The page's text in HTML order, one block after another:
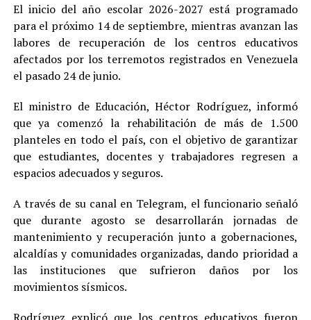
El inicio del año escolar 2026-2027 está programado
para el próximo 14 de septiembre, mientras avanzan las
labores de recuperación de los centros educativos
afectados por los terremotos registrados en Venezuela
el pasado 24 de junio.
El ministro de Educación, Héctor Rodríguez, informó
que ya comenzó la rehabilitación de más de 1.500
planteles en todo el país, con el objetivo de garantizar
que estudiantes, docentes y trabajadores regresen a
espacios adecuados y seguros.
A través de su canal en Telegram, el funcionario señaló
que durante agosto se desarrollarán jornadas de
mantenimiento y recuperación junto a gobernaciones,
alcaldías y comunidades organizadas, dando prioridad a
las instituciones que sufrieron daños por los
movimientos sísmicos.